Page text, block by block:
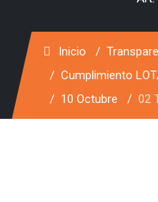
Inicio
Cumplimiento
10 Octubre
02